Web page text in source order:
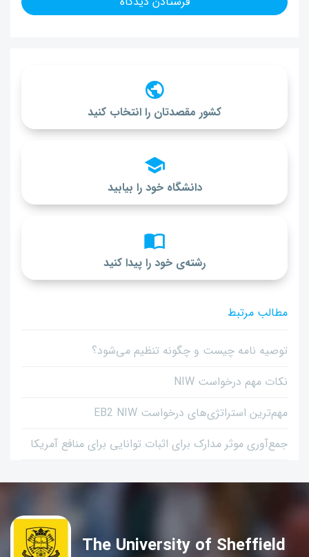
کشور مقصدتان را انتخاب کنید
دانشگاه خود را بیابید
رشته‌ی خود را پیدا کنید
مطالب مرتبط
توصیه نامه چیست و چگونه تنظیم می‌شود؟
نکات مهم درخواست NIW
مهم‌ترین استراتژی‌های درخواست EB2 NIW
جمع‌آوری موثر مدارک برای اثبات توانایی برای منافع آمریکا
The University of Sheffield